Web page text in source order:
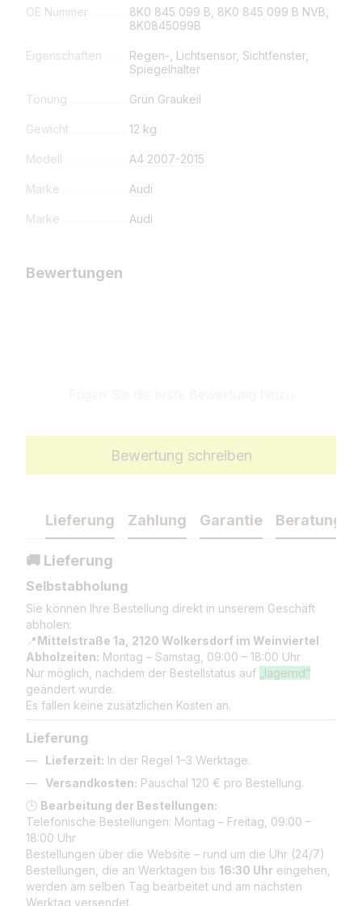
OE Nummer
8K0 845 099 B, 8K0 845 099 B NVB,
8K0845099B
Eigenschaften
Regen-, Lichtsensor, Sichtfenster,
Spiegelhalter
Tönung Grün Graukeil
Gewicht 12 kg
Modell A4 2007-2015
Marke Audi
Marke Audi
Bewertungen
Bewertung schreiben
Lieferung Zahlung Garantie Beratung
🚚 Lieferung
Selbstabholung
Sie können Ihre Bestellung direkt in unserem Geschäft
abholen:
📍Mittelstraße 1a, 2120 Wolkersdorf im Weinviertel
Abholzeiten: Montag – Samstag, 09:00 – 18:00 Uhr
Nur möglich, nachdem der Bestellstatus auf
„lagernd“
geändert wurde.
Es fallen keine zusätzlichen Kosten an.
Lieferung
Lieferzeit: In der Regel 1–3 Werktage.
Versandkosten: Pauschal 120 € pro Bestellung.
🕒 Bearbeitung der Bestellungen:
Telefonische Bestellungen: Montag – Freitag, 09:00 –
18:00 Uhr
Bestellungen über die Website – rund um die Uhr (24/7)
Bestellungen, die an Werktagen bis 16:30 Uhr eingehen,
werden am selben Tag bearbeitet und am nächsten
Werktag versendet.